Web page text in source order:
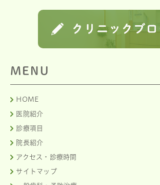
MENU
HOME
医院紹介
診療項目
院長紹介
アクセス・診療時間
サイトマップ